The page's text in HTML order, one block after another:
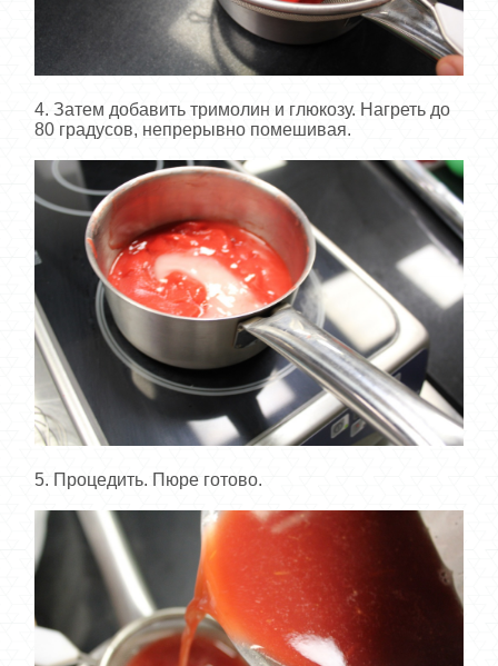
4. Затем добавить тримолин и глюкозу. Нагреть до
80 градусов, непрерывно помешивая.
5. Процедить. Пюре готово.